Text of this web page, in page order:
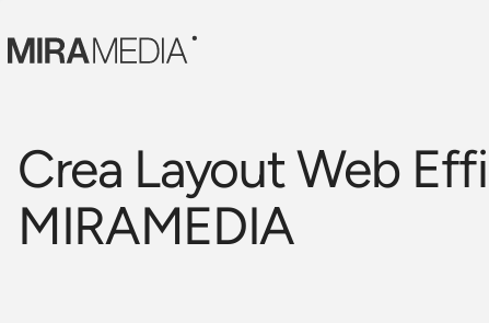
Crea Layout Web
MIRAMEDIA